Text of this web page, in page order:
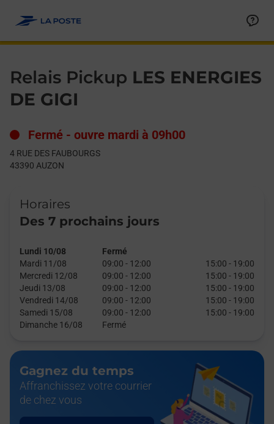
Relais Pickup LES ENERGIES
DE GIGI
Fermé - ouvre mardi à 09h00
4 RUE DES FAUBOURGS
43390 AUZON
Horaires
Des 7 prochains jours
Lundi 10/08
Fermé
Mardi 11/08
09:00 - 12:00 15:00 - 19:00
Mercredi 12/08
09:00 - 12:00 15:00 - 19:00
Jeudi 13/08
09:00 - 12:00 15:00 - 19:00
Vendredi 14/08
09:00 - 12:00 15:00 - 19:00
Samedi 15/08
09:00 - 12:00 15:00 - 19:00
Dimanche 16/08
Fermé
Gagnez du temps
Affranchissez votre courrier
de chez vous